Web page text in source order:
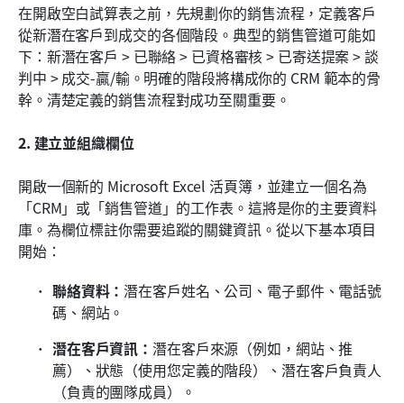
在開啟空白試算表之前，先規劃你的銷售流程，定義客戶
從新潛在客戶到成交的各個階段。典型的銷售管道可能如
下：新潛在客戶 > 已聯絡 > 已資格審核 > 已寄送提案 > 談
判中 > 成交-贏/輸。明確的階段將構成你的 CRM 範本的骨
幹。清楚定義的銷售流程對成功至關重要。
2. 建立並組織欄位
開啟一個新的 Microsoft Excel 活頁簿，並建立一個名為
「CRM」或「銷售管道」的工作表。這將是你的主要資料
庫。為欄位標註你需要追蹤的關鍵資訊。從以下基本項目
開始：
聯絡資料： 潛在客戶姓名、公司、電子郵件、電話號
碼、網站。
潛在客戶資訊： 潛在客戶來源（例如，網站、推
薦）、狀態（使用您定義的階段）、潛在客戶負責人
（負責的團隊成員）。